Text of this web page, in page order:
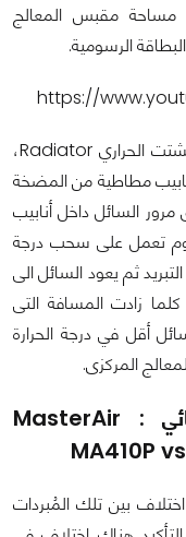
مقبس المعالج
الرسومية.
https://
ام الجزء الثانى من المُبردات السائلة هو المشتت الحراري Radiator،
مطاطية من المضخة
السائل داخل أنابيب
تعمل على سحب درجة
ثم يعود السائل الى
كلما زادت المسافة التى
أقل في درجة الحرارة
المركزى.
المُبرد السائل ضد المُبرد المائي : MasterAir
MA410P
بين تلك المُبردات